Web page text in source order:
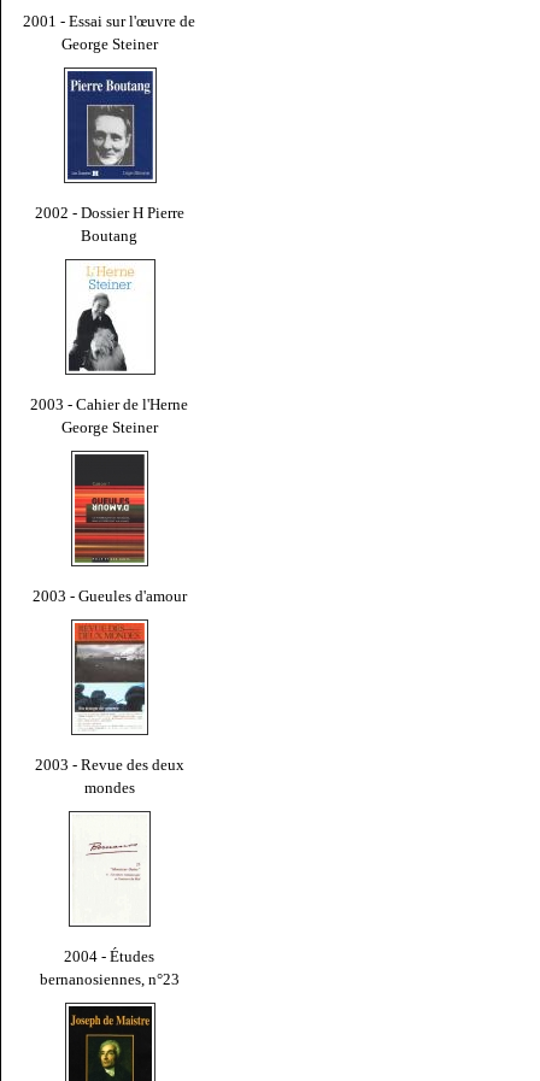
2001 - Essai sur l'œuvre de
George Steiner
2002 - Dossier H Pierre
Boutang
2003 - Cahier de l'Herne
George Steiner
2003 - Gueules d'amour
2003 - Revue des deux
mondes
2004 - Études
bernanosiennes, n°23